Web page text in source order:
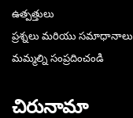
ఉత్పత్తులు
ప్రశ్నలు మరియు సమాధానాలు
మమ్మల్ని సంప్రదించండి
చిరునామా